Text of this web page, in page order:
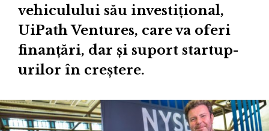
vehiculului său investițional,
UiPath Ventures, care va oferi
finanțări, dar și suport startup-
urilor în creștere.